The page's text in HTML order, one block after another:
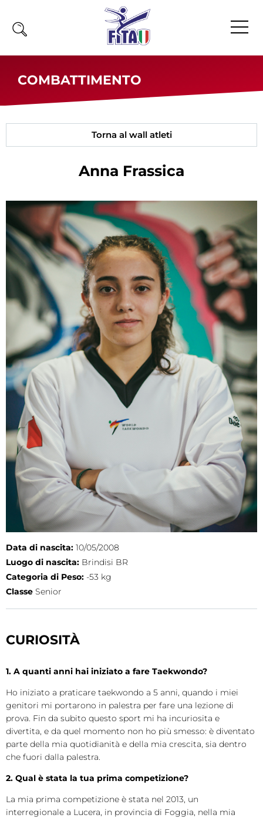
Atleti Combattimento
Atleti Poomsae e Freestyle
Atleti Parataekwondo
Competizioni
Tesseramento
Licenze WT
Formazione
Amministrazione
Salute
Rivista Olympic Dream
Links
Mappa del sito
Photogallery
Videogallery
Cookie policy
Cerca
Feed
Dove siamo
Fita HUB
COMBATTIMENTO
Torna al wall atleti
Anna Frassica
Data di nascita: 10/05/2008
Luogo di nascita: Brindisi BR
Categoria di Peso: -53 kg
Classe Senior
CURIOSITÀ
1. A quanti anni hai iniziato a fare Taekwondo?
Ho iniziato a praticare taekwondo a 5 anni, quando i miei
genitori mi portarono in palestra per fare una lezione di
prova. Fin da subito questo sport mi ha incuriosita e
divertita, e da quel momento non ho più smesso: è diventato
parte della mia quotidianità e della mia crescita, sia dentro
che fuori dalla palestra.
2. Qual è stata la tua prima competizione?
La mia prima competizione è stata nel 2013, un
interregionale a Lucera, in provincia di Foggia, nella mia